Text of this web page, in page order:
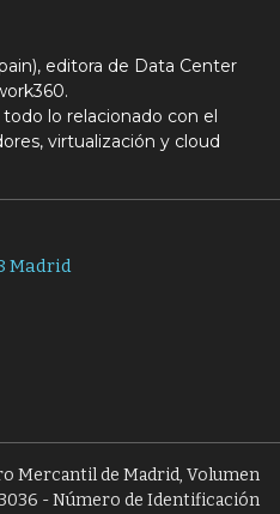
editora de Data Center
lo relacionado con el
virtualización y cloud
Madrid
Mercantil de Madrid, Volumen
- Número de Identificación